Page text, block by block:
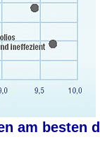
am besten